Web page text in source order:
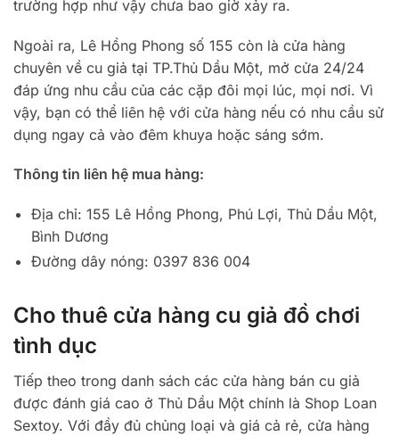
trường hợp như vậy chưa bao giờ xảy ra.
Ngoài ra, Lê Hồng Phong số 155 còn là cửa hàng
chuyên về cu giả tại TP.Thủ Dầu Một, mở cửa 24/24
đáp ứng nhu cầu của các cặp đôi mọi lúc, mọi nơi. Vì
vậy, bạn có thể liên hệ với cửa hàng nếu có nhu cầu sử
dụng ngay cả vào đêm khuya hoặc sáng sớm.
Thông tin liên hệ mua hàng:
Địa chỉ: 155 Lê Hồng Phong, Phú Lợi, Thủ Dầu Một,
Bình Dương
Đường dây nóng: 0397 836 004
Cho thuê cửa hàng cu giả đồ chơi
tình dục
Tiếp theo trong danh sách các cửa hàng bán cu giả
được đánh giá cao ở Thủ Dầu Một chính là Shop Loan
Sextoy. Với đầy đủ chủng loại và giá cả rẻ, cửa hàng